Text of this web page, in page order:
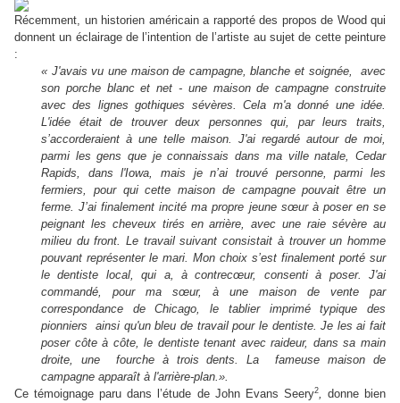
Récemment, un historien américain a rapporté des propos de Wood qui
donnent un éclairage de l’intention de l’artiste au sujet de cette peinture
:
« J'avais vu une maison de campagne, blanche et soignée, avec
son porche blanc et net - une maison de campagne construite
avec des lignes gothiques sévères. Cela m'a donné une idée.
L'idée était de trouver deux personnes qui, par leurs traits,
s’accorderaient à une telle maison. J'ai regardé autour de moi,
parmi les gens que je connaissais dans ma ville natale, Cedar
Rapids, dans l'Iowa, mais je n’ai trouvé personne, parmi les
fermiers, pour qui cette maison de campagne pouvait être un
ferme. J’ai finalement incité ma propre jeune sœur à poser en se
peignant les cheveux tirés en arrière, avec une raie sévère au
milieu du front. Le travail suivant consistait à trouver un homme
pouvant représenter le mari. Mon choix s’est finalement porté sur
le dentiste local, qui a, à contrecœur, consenti à poser. J'ai
commandé, pour ma sœur, à une maison de vente par
correspondance de Chicago, le tablier imprimé typique des
pionniers ainsi qu'un bleu de travail pour le dentiste. Je les ai fait
poser côte à côte, le dentiste tenant avec raideur, dans sa main
droite, une fourche à trois dents. La fameuse maison de
campagne apparaît à l'arrière-plan.».
Ce témoignage paru dans l’étude de John Evans Seery2, donne bien